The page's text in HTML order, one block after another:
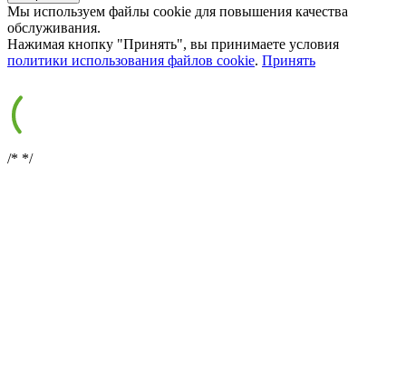
Мы используем файлы cookie для повышения качества
обслуживания.
Нажимая кнопку "Принять", вы принимаете условия
политики использования файлов cookie. Принять
/* */